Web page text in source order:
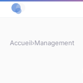
Accueil›Management